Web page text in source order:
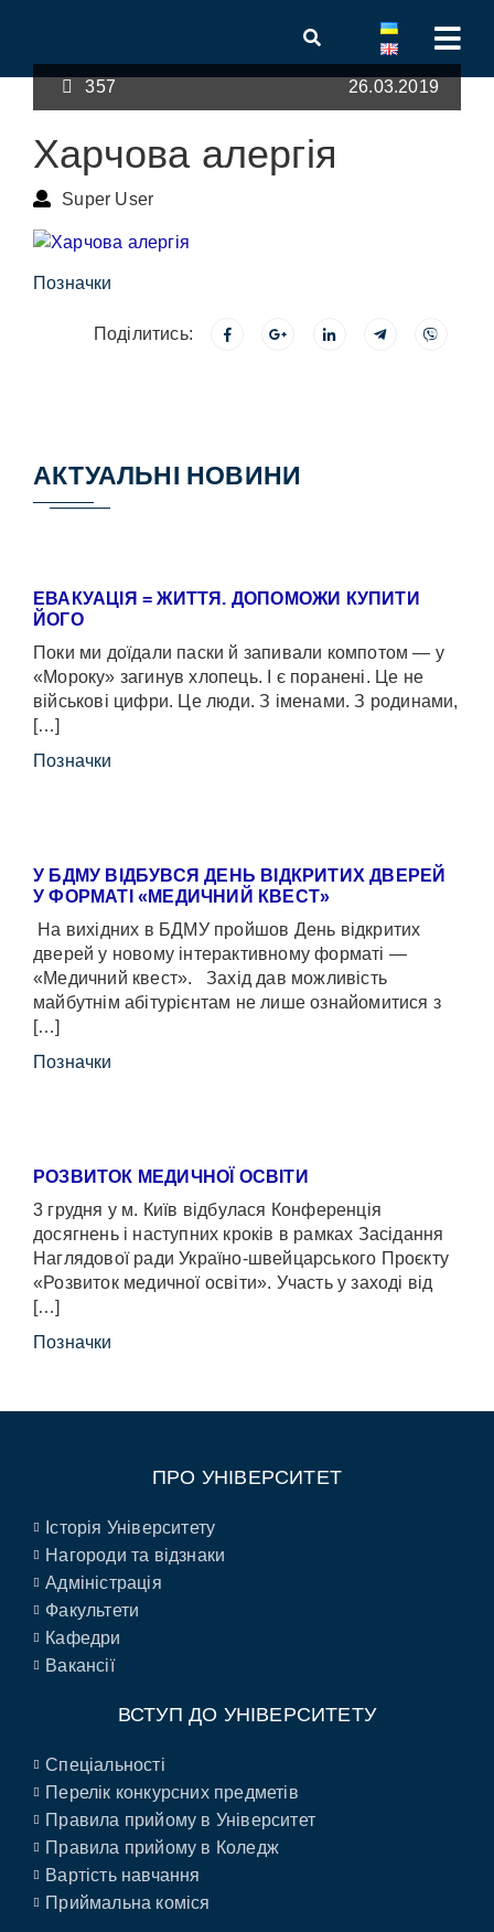
357 26.03.2019
Харчова алергія
Super User
Позначки
Поділитись:
АКТУАЛЬНІ НОВИНИ
ЕВАКУАЦІЯ = ЖИТТЯ. ДОПОМОЖИ КУПИТИ
ЙОГО
Поки ми доїдали паски й запивали компотом — у
«Мороку» загинув хлопець. І є поранені. Це не
військові цифри. Це люди. З іменами. З родинами,
[…]
Позначки
У БДМУ ВІДБУВСЯ ДЕНЬ ВІДКРИТИХ ДВЕРЕЙ
У ФОРМАТІ «МЕДИЧНИЙ КВЕСТ»
На вихідних в БДМУ пройшов День відкритих
дверей у новому інтерактивному форматі —
«Медичний квест». Захід дав можливість
майбутнім абітурієнтам не лише ознайомитися з
[…]
Позначки
РОЗВИТОК МЕДИЧНОЇ ОСВІТИ
3 грудня у м. Київ відбулася Конференція
досягнень і наступних кроків в рамках Засідання
Наглядової ради Україно-швейцарського Проєкту
«Розвиток медичної освіти». Участь у заході від
[…]
Позначки
ПРО УНІВЕРСИТЕТ
Історія Університету
Нагороди та відзнаки
Адміністрація
Факультети
Кафедри
Вакансії
ВСТУП ДО УНІВЕРСИТЕТУ
Спеціальності
Перелік конкурсних предметів
Правила прийому в Університет
Правила прийому в Коледж
Вартість навчання
Приймальна коміся